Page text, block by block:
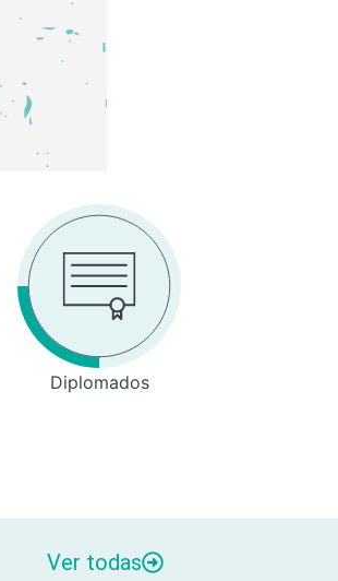
Diplomados
Ver todas